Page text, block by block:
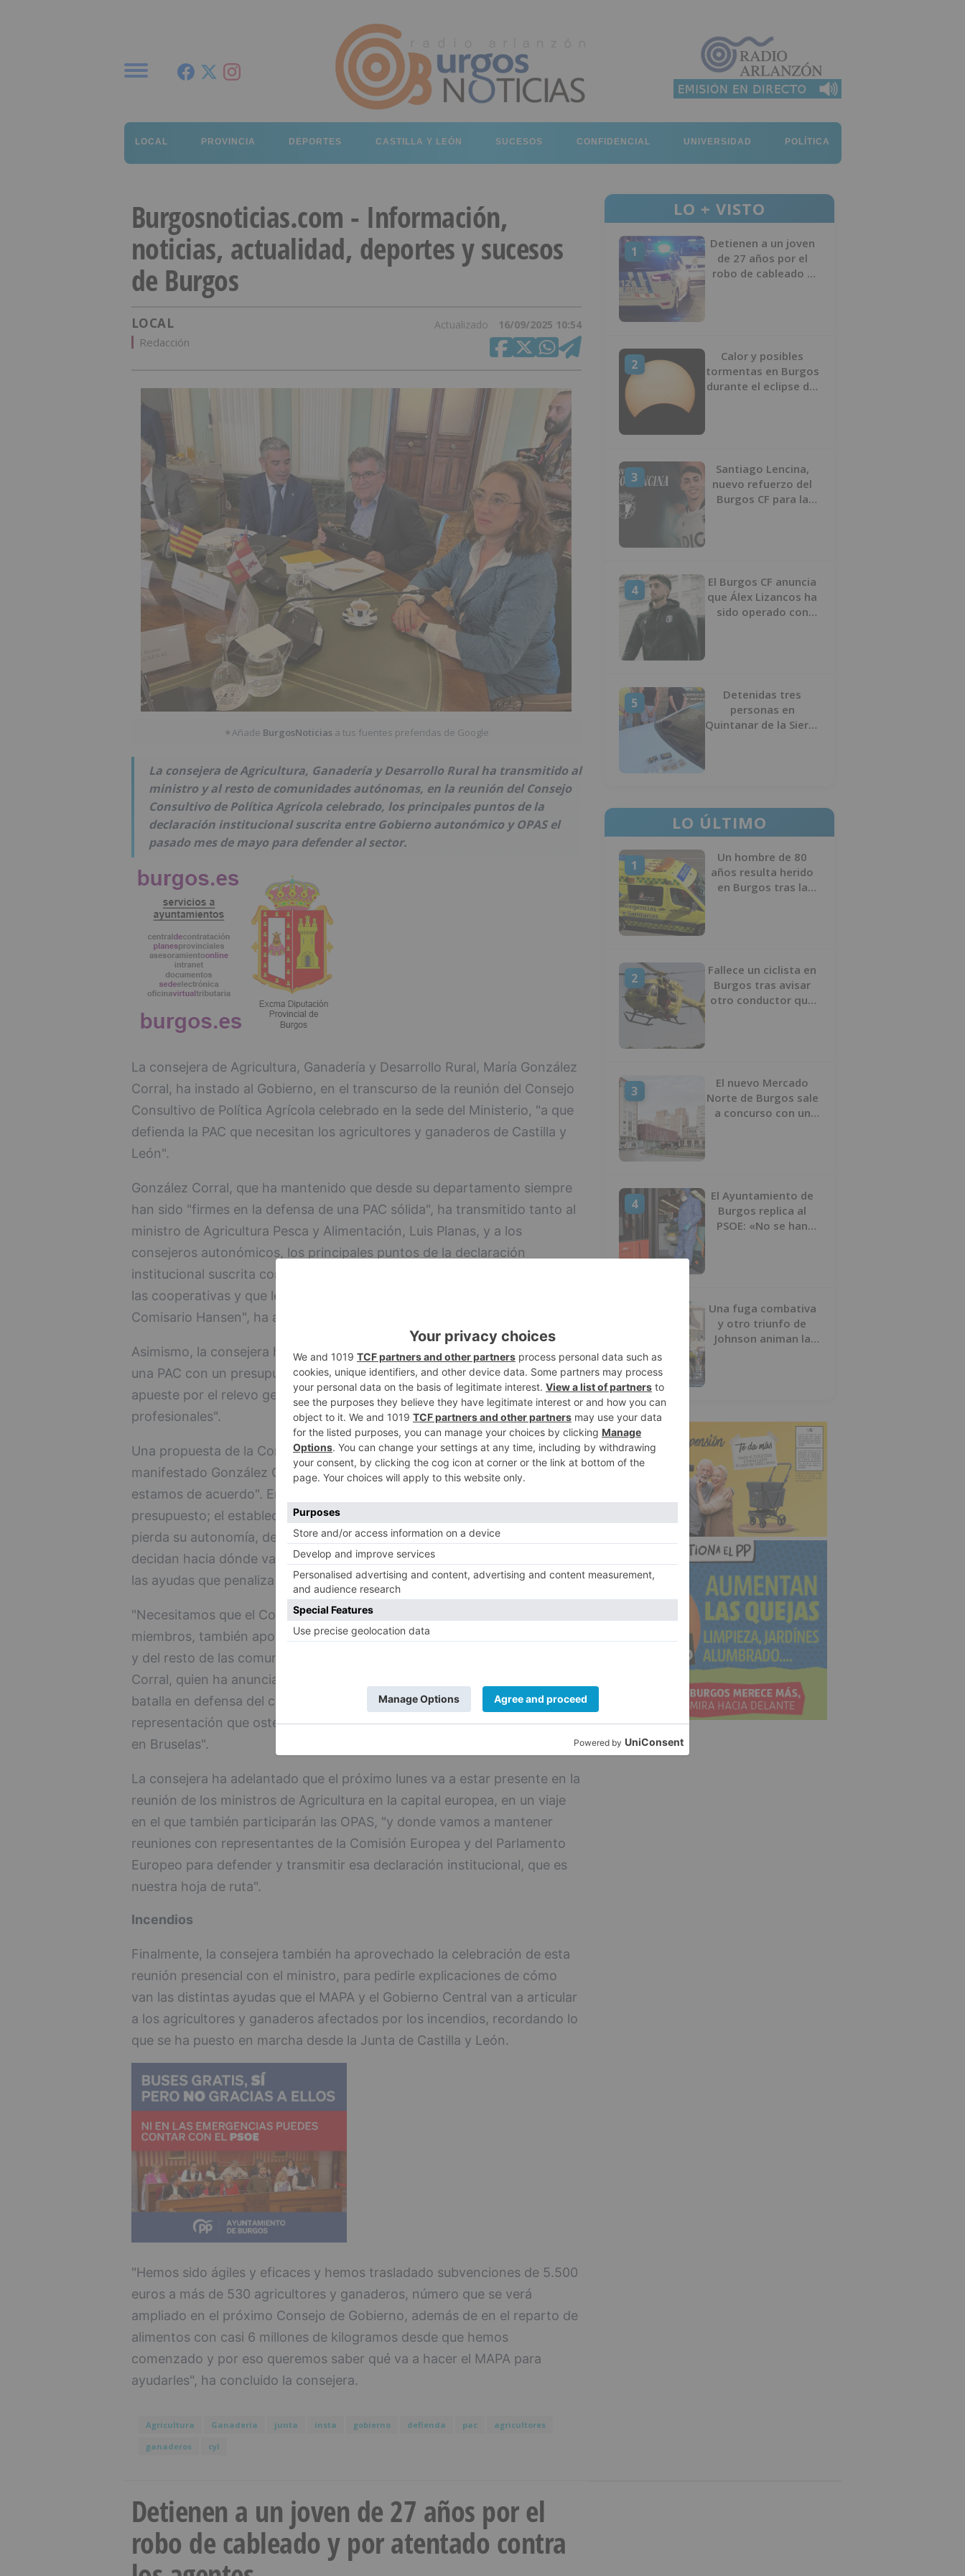
LOCAL PROVINCIA DEPORTES CASTILLA Y LEÓN SUCESOS CONFIDENCIAL UNIVERSIDAD POLÍTICA
Burgosnoticias.com - Información,
noticias, actualidad, deportes y sucesos
de Burgos
LOCAL Actualizado 16/09/2025 10:54
Redacción
★Añade BurgosNoticias a tus fuentes preferidas de Google
La consejera de Agricultura, Ganadería y Desarrollo Rural ha transmitido al
ministro y al resto de comunidades autónomas, en la reunión del Consejo
Consultivo de Política Agrícola celebrado, los principales puntos de la
declaración institucional suscrita entre Gobierno autonómico y OPAS el
pasado mes de mayo para defender al sector.
La consejera de Agricultura, Ganadería y Desarrollo Rural, María González
Corral, ha instado al Gobierno, en el transcurso de la reunión del Consejo
Consultivo de Política Agrícola celebrado en la sede del Ministerio, "a que
defienda la PAC que necesitan los agricultores y ganaderos de Castilla y
León".
González Corral, que ha mantenido que desde su departamento siempre
han sido "firmes en la defensa de una PAC sólida", ha transmitido tanto al
ministro de Agricultura Pesca y Alimentación, Luis Planas, y a los
consejeros autonómicos, los principales puntos de la declaración
institucional suscrita con las OPAS, "a la que posteriormente se sumaron
las cooperativas y que le hemos trasladado tanto al ministro como al
Comisario Hansen", ha apuntado.
Asimismo, la consejera ha incidido en que dicho documento "apuesta por
una PAC con un presupuesto fuerte, que mantenga los dos pilares y que
apueste por el relevo generacional y por los agricultores y ganaderos
profesionales".
Una propuesta de la Comisión que, una vez analizada y según ha
manifestado González Corral, cuenta con "varios puntos en los que no
estamos de acuerdo". Entre estos se encuentran la disminución del
presupuesto; el establecimiento de un fondo único, "que hará que la PAC
pierda su autonomía, dejando que sean los Estados miembros los que
decidan hacia dónde van esos fondos disponibles"; o la degresividad en
las ayudas que penaliza a las explotaciones de mayor tamaño.
"Necesitamos que el Consejo Europeo, lugar en el que votan los estados
miembros, también apoye las características de la PAC de Castilla y León
y del resto de las comunidades autónomas", ha explicado María González
Corral, quien ha anunciado que desde la Junta "vamos a seguir dando la
batalla en defensa del campo", y que, para ello, "vamos a aprovechar la
representación que ostento durante este semestre de las comunidades
en Bruselas".
La consejera ha adelantado que el próximo lunes va a estar presente en la
reunión de los ministros de Agricultura en la capital europea, en un viaje
en el que también participarán las OPAS, "y donde vamos a mantener
reuniones con representantes de la Comisión Europea y del Parlamento
Europeo para defender y transmitir esa declaración institucional, que es
nuestra hoja de ruta".
Incendios
Finalmente, la consejera también ha aprovechado la celebración de esta
reunión presencial con el ministro, para pedirle explicaciones de cómo
van las distintas ayudas que el MAPA y el Gobierno Central van a articular
a los agricultores y ganaderos afectados por los incendios, recordando lo
que se ha puesto en marcha desde la Junta de Castilla y León.
"Hemos sido ágiles y eficaces y hemos trasladado subvenciones de 5.500
euros a más de 530 agricultores y ganaderos, número que se verá
ampliado en el próximo Consejo de Gobierno, además de en el reparto de
alimentos con casi 6 millones de kilogramos desde que hemos
comenzado y por eso queremos saber qué va a hacer el MAPA para
ayudarles", ha concluido la consejera.
Agricultura Ganadería junta insta gobierno defienda pac
agricultores
ganaderos
cyl
LO + VISTO
1
Detienen a un joven
de 27 años por el
robo de cableado y
2
Calor y posibles
tormentas en Burgos
durante el eclipse del
3
Santiago Lencina,
nuevo refuerzo del
Burgos CF para la
4
El Burgos CF anuncia
que Álex Lizancos ha
sido operado con
5
Detenidas tres
personas en
Quintanar de la Sierra
LO ÚLTIMO
1
Un hombre de 80
años resulta herido
en Burgos tras la
2
Fallece un ciclista en
Burgos tras avisar
otro conductor que
3
El nuevo Mercado
Norte de Burgos sale
a concurso con un
4
El Ayuntamiento de
Burgos replica al
PSOE: «No se han
Una fuga combativa
y otro triunfo de
Johnson animan la
Detienen a un joven de 27 años por el
robo de cableado y por atentado contra